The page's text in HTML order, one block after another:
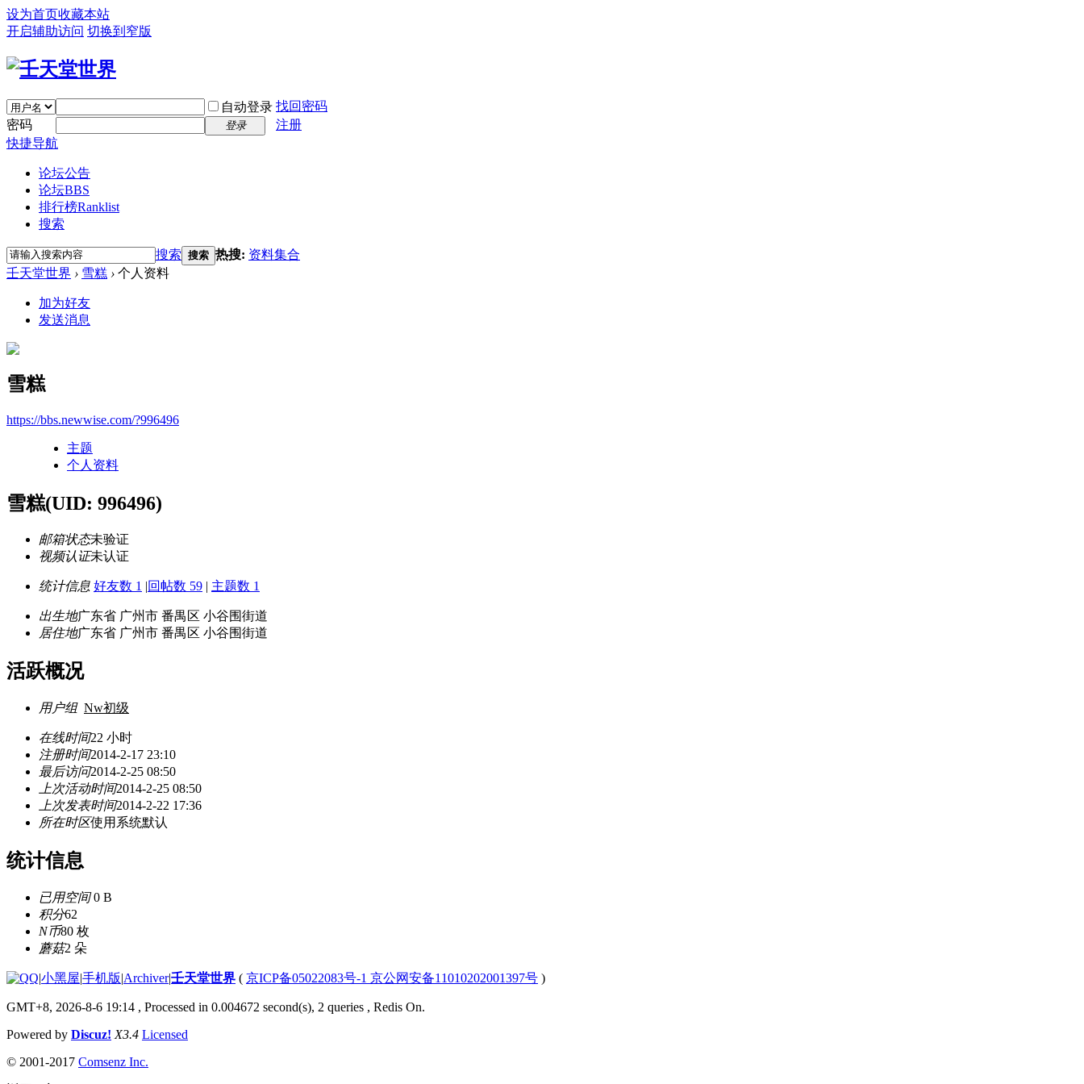
设为首页收藏本站
开启辅助访问 切换到窄版
自动登录 找回密码
密码
登录
注册
快捷导航
论坛公告
论坛BBS
排行榜Ranklist
搜索
搜索 搜索 热搜: 资料集合
壬天堂世界 › 雪糕 › 个人资料
加为好友
发送消息
雪糕
https://bbs.newwise.com/?996496
主题
个人资料
雪糕(UID: 996496)
邮箱状态未验证
视频认证未认证
统计信息 好友数 1 |回帖数 59 | 主题数 1
出生地广东省 广州市 番禺区 小谷围街道
居住地广东省 广州市 番禺区 小谷围街道
活跃概况
用户组 Nw初级
在线时间22 小时
注册时间2014-2-17 23:10
最后访问2014-2-25 08:50
上次活动时间2014-2-25 08:50
上次发表时间2014-2-22 17:36
所在时区使用系统默认
统计信息
已用空间0 B
积分62
N币80 枚
蘑菇2 朵
|小黑屋|手机版|Archiver|壬天堂世界 ( 京ICP备05022083号-1 京公网安备11010202001397号 )
GMT+8, 2026-8-6 19:14 , Processed in 0.004672 second(s), 2 queries , Redis On.
Powered by Discuz! X3.4 Licensed
© 2001-2017 Comsenz Inc.